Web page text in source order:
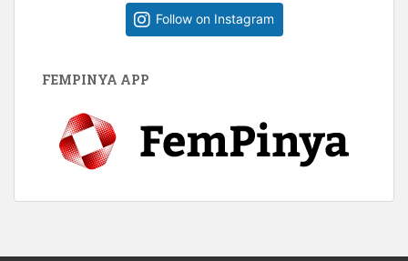
Follow on Instagram
FEMPINYA APP